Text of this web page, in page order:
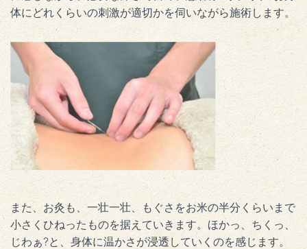
体にどれくらいの刺激が適切かを伺いながら施術します。
また、お灸も、一壮一壮、もぐさをお米の半分くらいまで
小さくひねったものを据えていきます。ほかっ、ちくっ、
じわぁ?と、身体に温かさが浸透していくのを感じます。